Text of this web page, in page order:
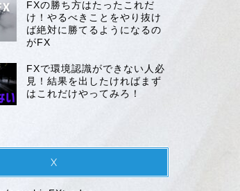
FXの勝ち方はたったこれだ
け！やるべきことをやり抜け
ば絶対に勝てるようになるの
がFX
FXで環境認識ができない人必
見！結果を出したければまず
はこれだけやってみろ！
X